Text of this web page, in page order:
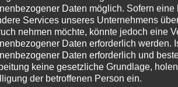
Schreibe einen
Daten möglich. Sofern eine
Services unseres Unternehmens
nehmen möchte, könnte jedoch eine
Daten erforderlich werden.
Daten erforderlich und
keine gesetzliche Grundlage,
der betroffenen Person ein.